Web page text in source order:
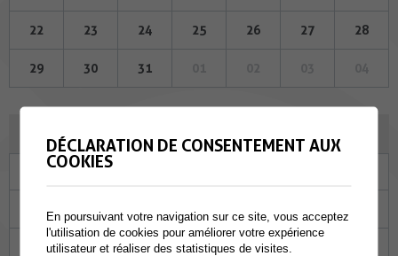
22 23 24 25 26 27 28
29 30 31
Ma
01 02
06 07 08 09
DÉCLARATION DE CONSENTEMENT AUX
COOKIES
En poursuivant votre navigation sur ce site, vous acceptez
l'utilisation de cookies pour améliorer votre expérience
utilisateur et réaliser des statistiques de visites.